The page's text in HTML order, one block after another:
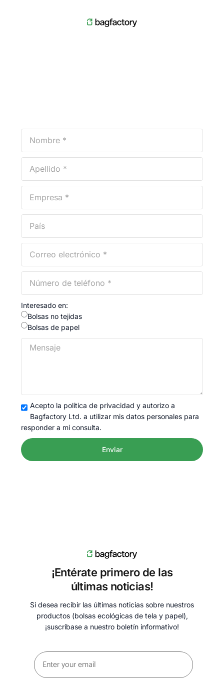
Interesado en:
Bolsas no tejidas
Bolsas de papel
Acepto la política de privacidad y autorizo a
Bagfactory Ltd. a utilizar mis datos personales para
responder a mi consulta.
Enviar
¡Entérate primero de las
últimas noticias!
Si desea recibir las últimas noticias sobre nuestros
productos (bolsas ecológicas de tela y papel),
¡suscríbase a nuestro boletín informativo!